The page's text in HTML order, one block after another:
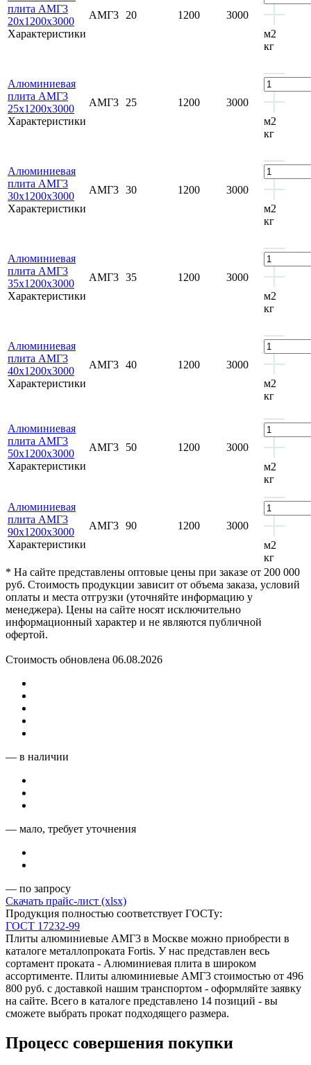
плита АМГ3
20х1200х3000
Характеристики
АМГ3 20 1200
3000
м2
кг
Алюминиевая
плита АМГ3
25х1200х3000
Характеристики
АМГ3 25 1200
3000
м2
кг
Алюминиевая
плита АМГ3
30х1200х3000
Характеристики
АМГ3 30 1200
3000
м2
кг
Алюминиевая
плита АМГ3
35х1200х3000
Характеристики
АМГ3 35 1200
3000
м2
кг
Алюминиевая
плита АМГ3
40х1200х3000
Характеристики
АМГ3 40 1200
3000
м2
кг
Алюминиевая
плита АМГ3
50х1200х3000
Характеристики
АМГ3 50 1200
3000
м2
кг
Алюминиевая
плита АМГ3
90х1200х3000
Характеристики
АМГ3 90 1200
3000
м2
кг
* На сайте представлены оптовые цены при заказе от 200 000
руб. Стоимость продукции зависит от объема заказа, условий
оплаты и места отгрузки (уточняйте информацию у
менеджера). Цены на сайте носят исключительно
информационный характер и не являются публичной
офертой.
Стоимость обновлена 06.08.2026
— в наличии
— мало, требует уточнения
— по запросу
Скачать прайс-лист (xlsx)
Продукция полностью соответствует ГОСТу:
ГОСТ 17232-99
Плиты алюминиевые АМГ3 в Москве можно приобрести в
каталоге металлопроката Fortis. У нас представлен весь
сортамент проката - Алюминиевая плита в широком
ассортименте. Плиты алюминиевые АМГ3 стоимостью от 496
800 руб. с доставкой нашим транспортом - оформляйте заявку
на сайте. Всего в каталоге представлено 14 позиций - вы
сможете выбрать прокат подходящего размера.
Процесс совершения покупки